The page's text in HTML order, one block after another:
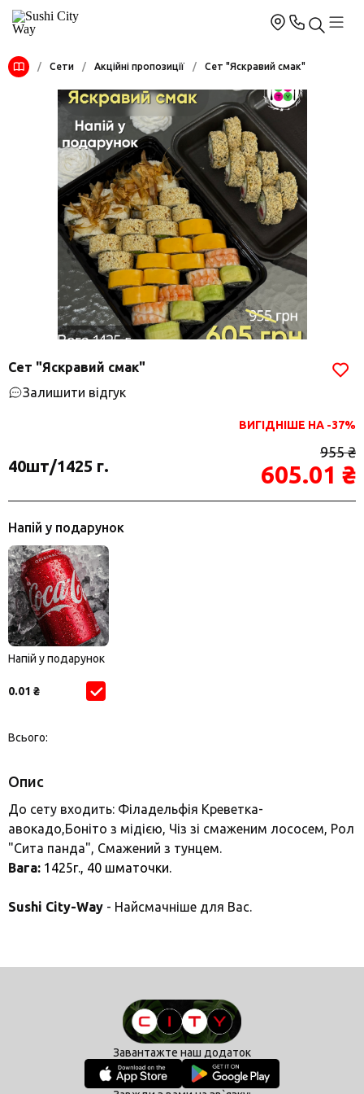
/ Сети / Акційні пропозиції / Сет "Яскравий смак"
Сет "Яскравий смак"
Залишити відгук
ВИГІДНІШЕ НА -37%
40шт/1425 г.
955 ₴
605.01 ₴
Напій у подарунок
Напій у подарунок
0.01 ₴
Всього:
Опис
До сету входить: Філадельфія Креветка-
авокадо,Боніто з мідією, Чіз зі смаженим лососем, Рол
"Сита панда", Смажений з тунцем.
Вага: 1425г., 40 шматочки.
Sushi City-Way - Найсмачніше для Вас.
Завантажте наш додаток